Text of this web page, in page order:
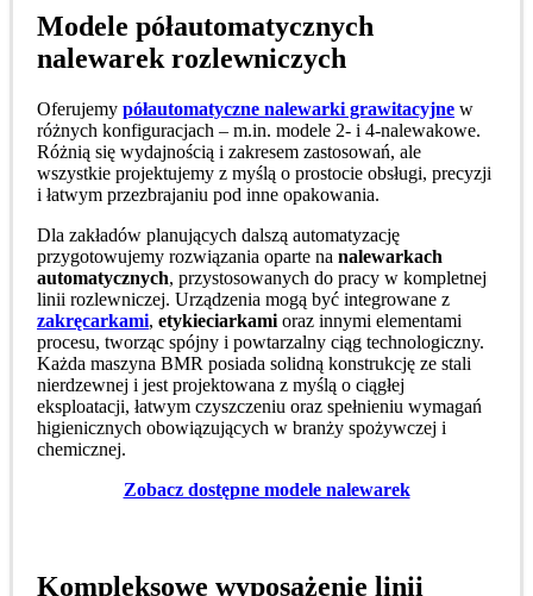
Modele półautomatycznych
nalewarek rozlewniczych
Oferujemy półautomatyczne nalewarki grawitacyjne w
różnych konfiguracjach – m.in. modele 2- i 4-nalewakowe.
Różnią się wydajnością i zakresem zastosowań, ale
wszystkie projektujemy z myślą o prostocie obsługi, precyzji
i łatwym przezbrajaniu pod inne opakowania.
Dla zakładów planujących dalszą automatyzację
przygotowujemy rozwiązania oparte na nalewarkach
automatycznych, przystosowanych do pracy w kompletnej
linii rozlewniczej. Urządzenia mogą być integrowane z
zakręcarkami, etykieciarkami oraz innymi elementami
procesu, tworząc spójny i powtarzalny ciąg technologiczny.
Każda maszyna BMR posiada solidną konstrukcję ze stali
nierdzewnej i jest projektowana z myślą o ciągłej
eksploatacji, łatwym czyszczeniu oraz spełnieniu wymagań
higienicznych obowiązujących w branży spożywczej i
chemicznej.
Zobacz dostępne modele nalewarek
Kompleksowe wyposażenie linii